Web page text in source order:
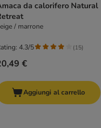
da calorifero Natural
/ marrone
€
4.3/5 (15)
Aggiungi al carrello